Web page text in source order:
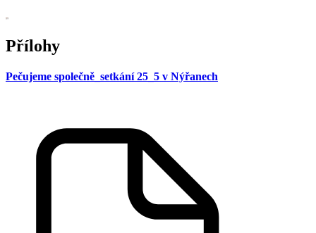
Přílohy
Pečujeme společně_setkání 25_5 v Nýřanech